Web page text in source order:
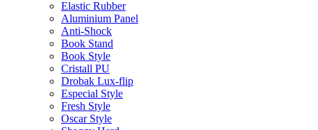
Elastic Rubber
Aluminium Panel
Anti-Shock
Book Stand
Book Style
Cristall PU
Drobak Lux-flip
Especial Style
Fresh Style
Oscar Style